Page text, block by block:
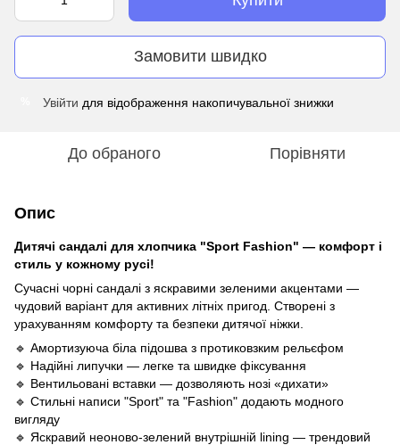
Замовити швидко
Увійти для відображення накопичувальної знижки
До обраного Порівняти
Опис
Дитячі сандалі для хлопчика "Sport Fashion" — комфорт і
стиль у кожному русі!
Сучасні чорні сандалі з яскравими зеленими акцентами —
чудовий варіант для активних літніх пригод. Створені з
урахуванням комфорту та безпеки дитячої ніжки.
🔹 Амортизуюча біла підошва з протиковзким рельєфом
🔹 Надійні липучки — легке та швидке фіксування
🔹 Вентильовані вставки — дозволяють нозі «дихати»
🔹 Стильні написи "Sport" та "Fashion" додають модного
вигляду
🔹 Яскравий неоново-зелений внутрішній lining — трендовий